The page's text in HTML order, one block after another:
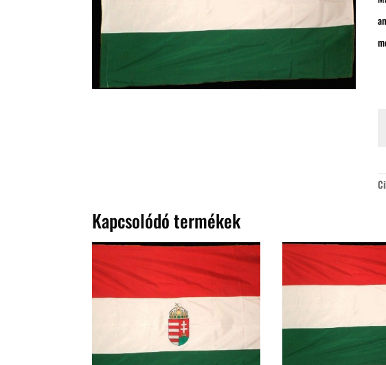
es
Kapcsolódó termékek